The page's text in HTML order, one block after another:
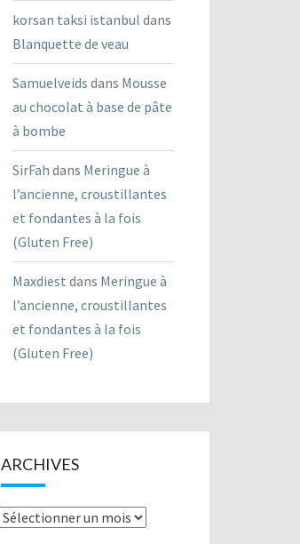
korsan taksi istanbul dans
Blanquette de veau
Samuelveids dans Mousse
au chocolat à base de pâte
à bombe
SirFah dans Meringue à
l’ancienne, croustillantes
et fondantes à la fois
(Gluten Free)
Maxdiest dans Meringue à
l’ancienne, croustillantes
et fondantes à la fois
(Gluten Free)
ARCHIVES
Archives